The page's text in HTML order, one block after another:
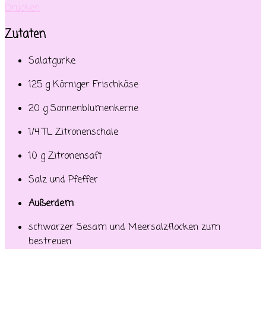
Drucken
Zutaten
Salatgurke
125 g Körniger Frischkäse
20 g Sonnenblumenkerne
1/4 TL Zitronenschale
10 g Zitronensaft
Salz und Pfeffer
Außerdem
schwarzer Sesam und Meersalzflocken zum
bestreuen